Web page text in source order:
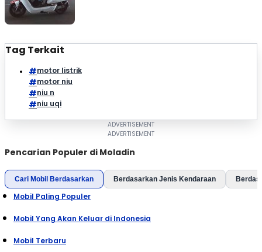
Tag Terkait
motor listrik
motor niu
niu n
niu uqi
Pencarian Populer di Moladin
Cari Mobil Berdasarkan Berdasarkan Jenis Kendaraan
Mobil Paling Populer
Mobil Yang Akan Keluar di Indonesia
Mobil Terbaru